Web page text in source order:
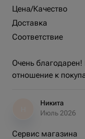
Цена/Качество
Доставка
Соответствие
Очень
отношение к
Никита
Июль 2026
Сервис магазина